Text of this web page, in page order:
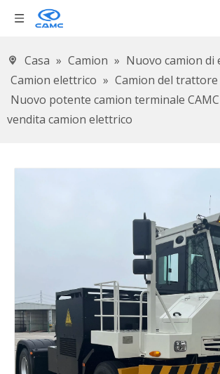
Casa » Camion » Nuovo camion di
Camion elettrico » Camion del
Nuovo potente camion terminale
vendita camion elettrico